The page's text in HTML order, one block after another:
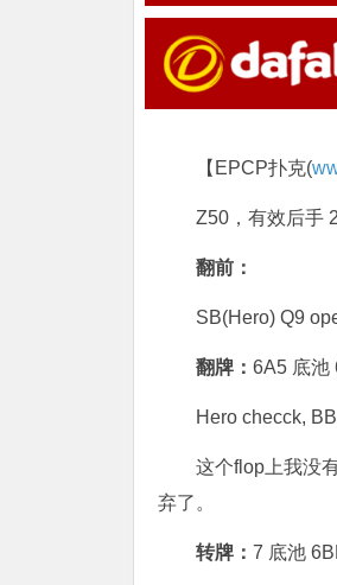
【EPCP扑克(
Z50，有效后手
翻前：
SB(Hero) Q9
翻牌： 6A5 底池
Hero checck,
这个flop上我没
弃了。
转牌： 7 底池